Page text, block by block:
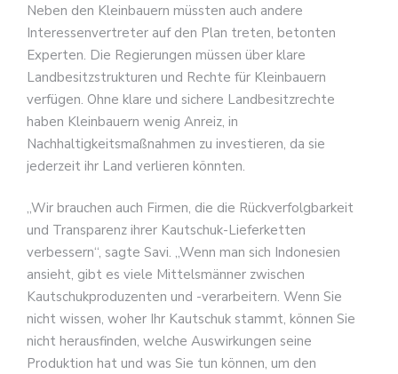
Neben den Kleinbauern müssten auch andere
Interessenvertreter auf den Plan treten, betonten
Experten. Die Regierungen müssen über klare
Landbesitzstrukturen und Rechte für Kleinbauern
verfügen. Ohne klare und sichere Landbesitzrechte
haben Kleinbauern wenig Anreiz, in
Nachhaltigkeitsmaßnahmen zu investieren, da sie
jederzeit ihr Land verlieren könnten.
„Wir brauchen auch Firmen, die die Rückverfolgbarkeit
und Transparenz ihrer Kautschuk-Lieferketten
verbessern“, sagte Savi. „Wenn man sich Indonesien
ansieht, gibt es viele Mittelsmänner zwischen
Kautschukproduzenten und -verarbeitern. Wenn Sie
nicht wissen, woher Ihr Kautschuk stammt, können Sie
nicht herausfinden, welche Auswirkungen seine
Produktion hat und was Sie tun können, um den